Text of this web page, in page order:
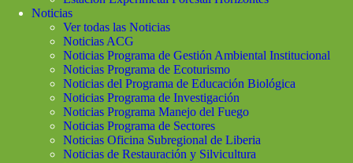
Noticias
Ver todas las Noticias
Noticias ACG
Noticias Programa de Gestión Ambiental Institucional
Noticias Programa de Ecoturismo
Noticias del Programa de Educación Biológica
Noticias Programa de Investigación
Noticias Programa Manejo del Fuego
Noticias Programa de Sectores
Noticias Oficina Subregional de Liberia
Noticias de Restauración y Silvicultura